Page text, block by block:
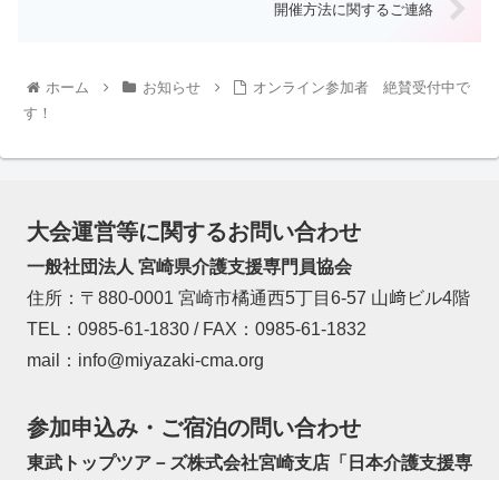
開催方法に関するご連絡
ホーム お知らせ
オンライン参加者 絶賛受付中で
す！
大会運営等に関するお問い合わせ
一般社団法人 宮崎県介護支援専門員協会
住所：〒880-0001 宮崎市橘通西5丁目6-57 山﨑ビル4階
TEL：0985-61-1830 / FAX：0985-61-1832
mail：info@miyazaki-cma.org
参加申込み・ご宿泊の問い合わせ
東武トップツア－ズ株式会社宮崎支店「日本介護支援専